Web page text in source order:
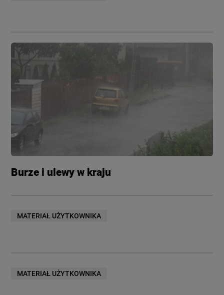
Burze i ulewy w kraju
MATERIAŁ UŻYTKOWNIKA
MATERIAŁ UŻYTKOWNIKA